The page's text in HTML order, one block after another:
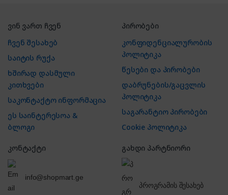
ვინ ვართ ჩვენ
ჩვენ შესახებ
საიტის რუქა
ხშირად დასმული
კითხვები
საკონტაქტო ინფორმაცია
ეს საინტერესოა &
ბლოგი
პირობები
კონფიდენციალურობის
პოლიტიკა
წესები და პირობები
დაბრუნების/გაცვლის
პოლიტიკა
საგარანტიო პირობები
Cookie პოლიტიკა
კონტაქტი
info@shopmart.ge
გახდი პარტნიორი
პროგრამის შესახებ